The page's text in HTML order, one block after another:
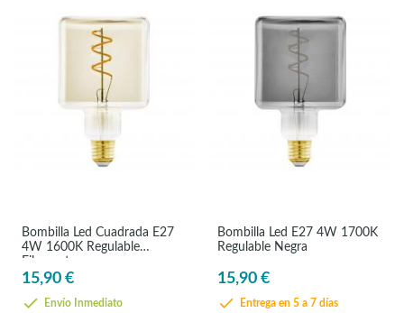
Bombilla Led Cuadrada E27
4W 1600K Regulable
Filamento
15,90 €
Envío Inmediato
Bombilla Led E27 4W 1700K
Regulable Negra
15,90 €
Entrega en 5 a 7 días